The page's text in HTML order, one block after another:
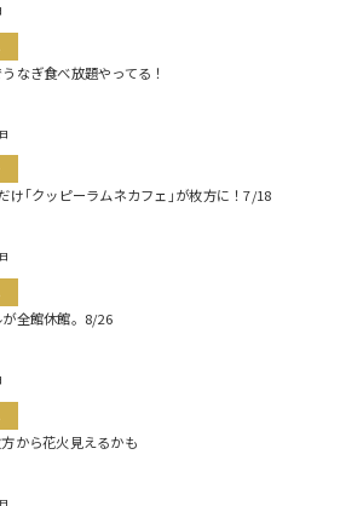
なぎ食べ放題やってる！
け｢クッピーラムネカフェ｣が枚方に！7/18
全館休館。8/26
から花火見えるかも